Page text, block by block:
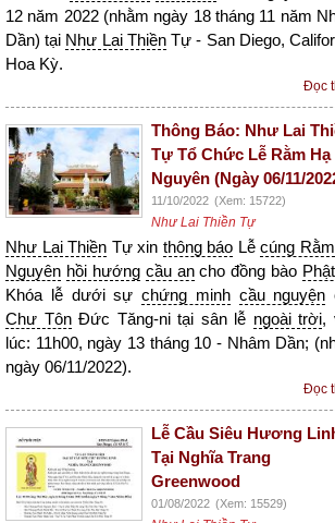
12 năm 2022 (nhằm ngày 18 tháng 11 năm
Dần) tại Như Lai ThiềnTự - San Diego,
Hoa Kỳ.
Đọc
Thông Báo: Như Lai
Tự Tổ Chức Lễ Rằm Hạ
Nguyên (Ngày 06/11/
11/10/2022 (Xem: 15722)
Như Lai Thiền Tự
Như Lai Thiền Tự xin thông báo Lễ cúng Rằm
Nguyên hồi hướng cầu ancho đồng bào
Khóa lễ dưới sự chứng minh cầu nguyện
Chư TônĐức Tăng-ni tại sân lễ ngoài trời,
lúc: 11h00, ngày 13 tháng 10 - Nhâm Dần;
ngày 06/11/2022).
Đọc
Lễ Cầu Siêu Hương
Tại Nghĩa Trang
Greenwood
01/08/2022 (Xem: 15529)